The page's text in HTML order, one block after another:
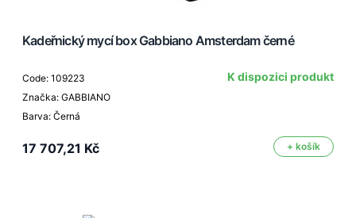
Kadeřnický mycí box Gabbiano Amsterdam černé
Code: 109223
Značka: GABBIANO
Barva: Černá
K dispozici produkt
17 707,21 Kč + košík